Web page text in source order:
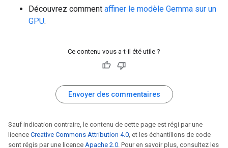
Découvrez comment affiner le modèle Gemma sur un
GPU.
Ce contenu vous a-t-il été utile ?
Envoyer des commentaires
Sauf indication contraire, le contenu de cette page est régi par une
licence Creative Commons Attribution 4.0, et les échantillons de code
sont régis par une licence Apache 2.0. Pour en savoir plus, consultez les